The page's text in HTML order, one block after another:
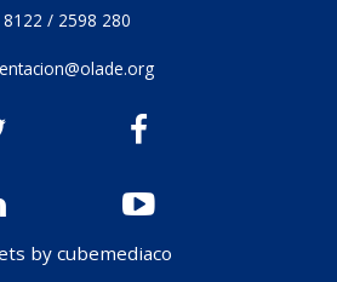
/ 2598 280
by cubemediaco